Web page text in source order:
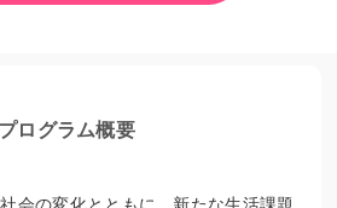
プログラム概要
会の変化とともに、新たな生活課題